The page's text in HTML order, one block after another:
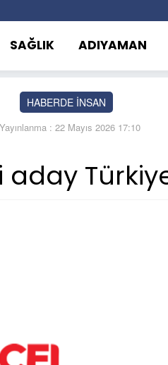
SAĞLIK ADIYAMAN
HABERDE İNSAN
Yayınlanma : 22 Mayıs 2026 17:10
Türkiye